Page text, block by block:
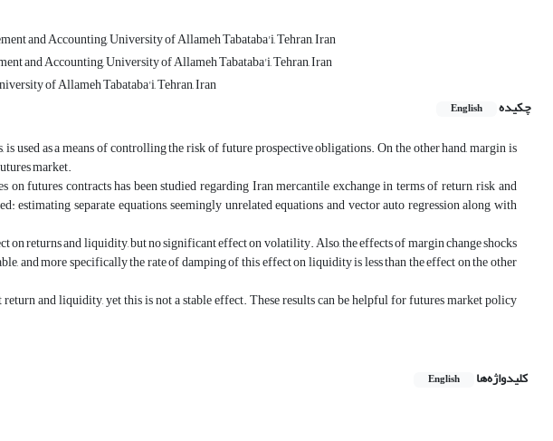
and Accounting, University of Allameh Tabataba'i, Tehran, Iran
and Accounting, University of Allameh Tabataba'i, Tehran, Iran
of Allameh Tabataba'i, Tehran, Iran
چکیده
English
used as a means of controlling the risk of future prospective obligations. On the other hand, margin is
market.
futures contracts has been studied regarding Iran mercantile exchange in terms of return, risk and
estimating separate equations, seemingly unrelated equations and vector auto regression along with
on returns and liquidity, but no significant effect on volatility. Also, the effects of margin change shocks
and more specifically the rate of damping of this effect on liquidity is less than the effect on the other
and liquidity, yet this is not a stable effect. These results can be helpful for futures market policy
کلیدواژه‌ها English